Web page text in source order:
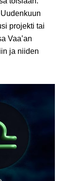
projekti tai
Vaa’an
ja niiden